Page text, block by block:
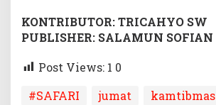
KONTRIBUTOR: TRICAHYO SW
PUBLISHER: SALAMUN SOFIAN
Post Views: 1 0
#SAFARI
jumat kamtibmas